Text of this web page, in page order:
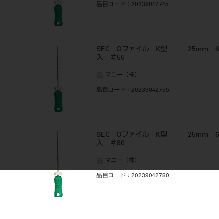
品目コード ：20239042745
SEC Oファイル K型 25mm 6
入 ＃55
マニー（株）
品目コード ：20239042755
SEC Oファイル K型 25mm 6
入 ＃80
マニー（株）
品目コード ：20239042780